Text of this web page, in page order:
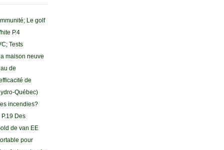
Le golf
P.4
Tests
maison neuve
de
de
Québec)
incendies?
Des
de van EE
pour